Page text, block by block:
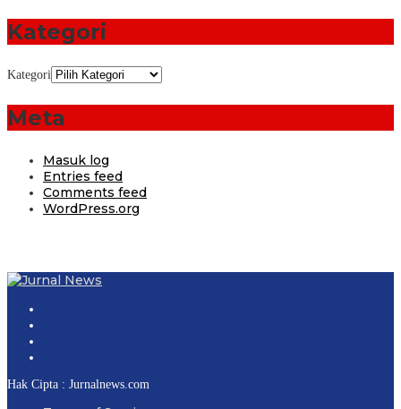
Kategori
Kategori
Meta
Masuk log
Entries feed
Comments feed
WordPress.org
Hak Cipta : Jurnalnews.com